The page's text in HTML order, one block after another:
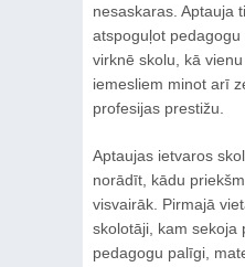
nesaskaras. Aptauja
atspoguļot
virknē skolu, kā
iemesliem minot arī
profesijas prestižu.
Aptaujas ietvaros
norādīt, kādu
visvairāk. Pirmajā
skolotāji, kam sekoja
pedagogu palīgi,